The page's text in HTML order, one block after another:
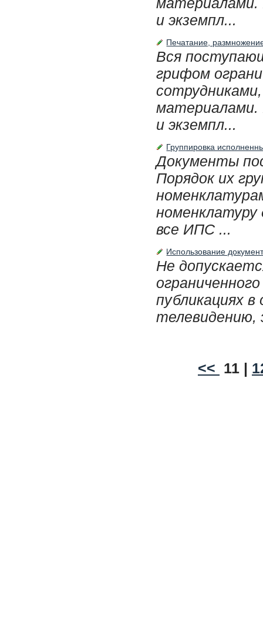
и экземпл...
Печатание,
Вся
грифом
материалами.
и экземпл...
Группировка
Документы
Порядок их
номенклатуру
все ИПС ...
Использование
Не
публикациях
телевидению,
<< 11 |